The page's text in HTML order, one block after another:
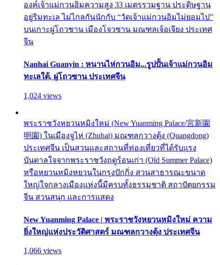
องค์เจ้าแม่กวนอิมความสูง 33 เมตรรวมฐาน ประดิษฐาน
อยู่ริมทะเล ไม่ไกลกันนักกับ “วัดเจ้าแม่กวนอิมไม่ยอมไป”
บนเกาะผู่โถวซาน เมืองโจวซาน มณฑลเจ้อเจียง ประเทศ
จีน
Nanhai Guanyin : หนานไห่กวนอิม...รูปปั้นเจ้าแม่กวนอิม
ทะเลใต้, ผู่โถวซาน ประเทศจีน
1,024 views
พระราชวังหยวนหมิงใหม่ (New Yuanming Palace/宮新園
明園) ในเมืองจูไห่ (Zhuhai) มณฑลกวางตุ้ง (Quangdong)
ประเทศจีน เป็นสวนและสถานที่ท่องเที่ยวที่ได้รับแรง
บันดาลใจจากพระราชวังฤดูร้อนเก่า (Old Summer Palace)
หรือหยวนหมิงหยวนในกรุงปักกิ่ง สวนสาธารณะขนาด
ใหญ่ใจกลางเมืองแห่งนี้มีครบทั้งธรรมชาติ สถาปัตยกรรม
จีน สวนสนุก และการแสดง
New Yuanming Palace | พระราชวังหยวนหมิงใหม่ ความ
ยิ่งใหญ่แห่งประวัติศาสตร์ มณฑลกวางตุ้ง ประเทศจีน
1,066 views